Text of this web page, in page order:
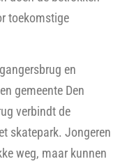
toekomstige
en
gemeente Den
verbindt de
skatepark. Jongeren
weg, maar kunnen